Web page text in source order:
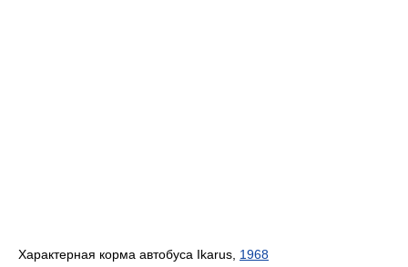
Характерная корма автобуса Ikarus, 1968